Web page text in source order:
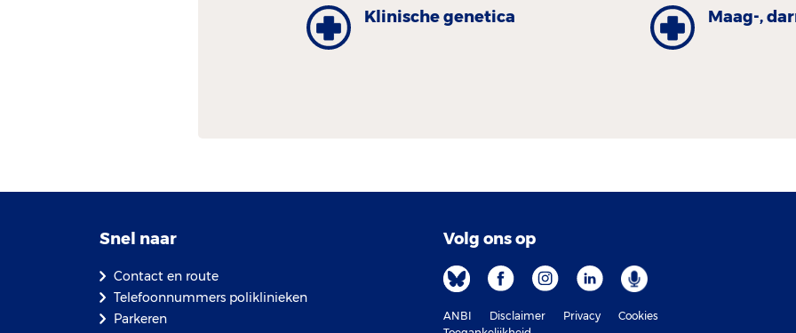
Klinische genetica Maag-,
Snel naar
Contact en route
Telefoonnummers poliklinieken
Parkeren
Volg ons op
ANBI Disclaimer Privacy
Cookies